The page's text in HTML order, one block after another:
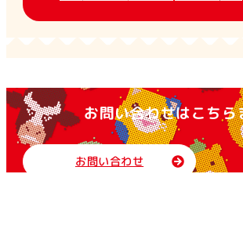
お問い合わせはこちら
お問い合わせ